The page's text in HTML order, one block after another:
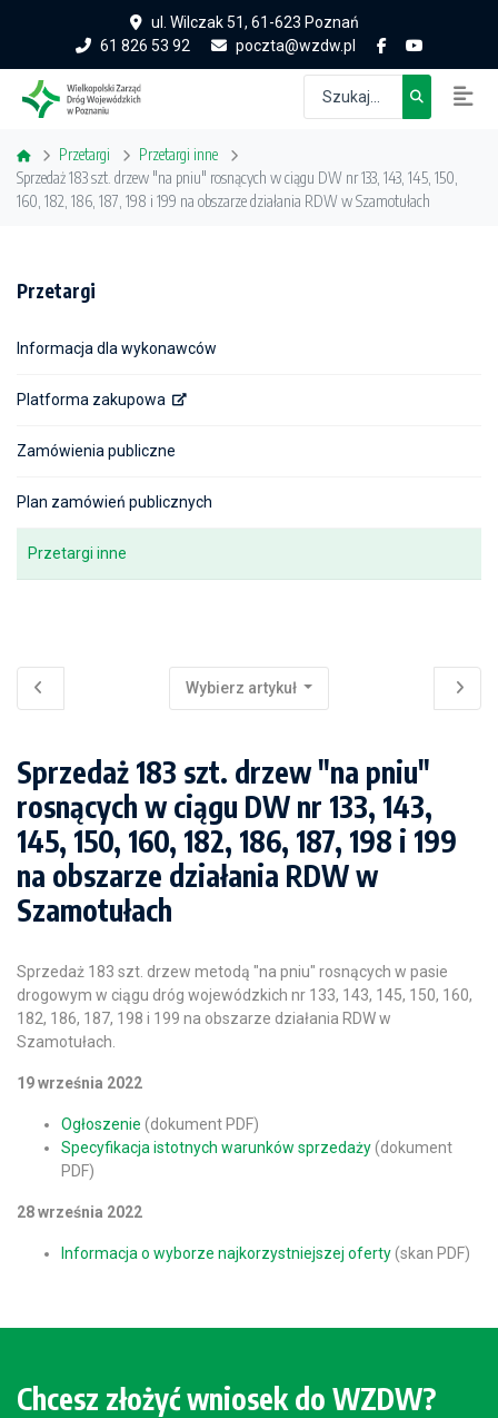
ul. Wilczak 51, 61-623 Poznań
61 826 53 92
poczta@wzdw.pl
Przetargi
Przetargi inne
Sprzedaż 183 szt. drzew "na pniu" rosnących w ciągu DW nr 133, 143, 145, 150,
160, 182, 186, 187, 198 i 199 na obszarze działania RDW w Szamotułach
Przetargi
Informacja dla wykonawców
Platforma zakupowa
Zamówienia publiczne
Plan zamówień publicznych
Przetargi inne
Wybierz artykuł
Sprzedaż 183 szt. drzew "na pniu"
rosnących w ciągu DW nr 133, 143,
145, 150, 160, 182, 186, 187, 198 i 199
na obszarze działania RDW w
Szamotułach
Sprzedaż 183 szt. drzew metodą "na pniu" rosnących w pasie
drogowym w ciągu dróg wojewódzkich nr 133, 143, 145, 150, 160,
182, 186, 187, 198 i 199 na obszarze działania RDW w
Szamotułach.
19 września 2022
Ogłoszenie (dokument PDF)
Specyfikacja istotnych warunków sprzedaży(dokument
PDF)
28 września 2022
Informacja o wyborze najkorzystniejszej oferty(skan PDF)
Chcesz złożyć wniosek do WZDW?